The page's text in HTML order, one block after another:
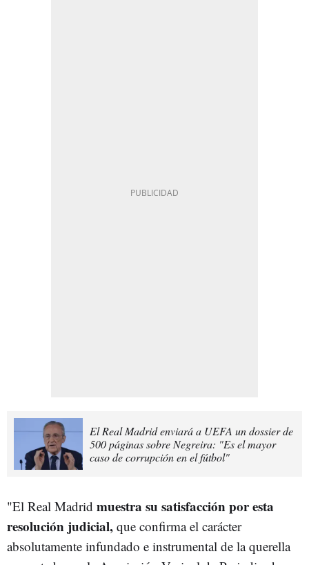
El Real Madrid enviará a UEFA un dossier de
500 páginas sobre Negreira: "Es el mayor
caso de corrupción en el fútbol"
"El Real Madrid muestra su satisfacción por esta
resolución judicial, que confirma el carácter
absolutamente infundado e instrumental de la querella